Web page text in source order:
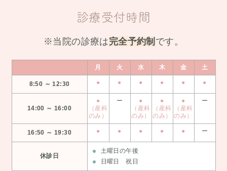
診療受付時間
※当院の診療は完全予約制 です。
月 火 水 木 金 土
8:50 ～ 12:30 ● ● ● ● ● ●
14:00 ～ 16:00
●
（産科
のみ）
ー
●
（産科
のみ）
●
（産科
のみ）
●
（産科
のみ）
ー
16:50 ～ 19:30 ● ● ● ● ● ー
休診日
土曜日の午後
日曜日 祝日